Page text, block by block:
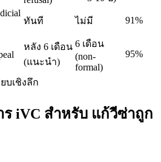
ทันที ไม่มี 91%
หลัง 6 เดือน
(แนะนำ)
6 เดือน
(non-
formal)
95%
ยบเชิงลึก
ร iVC สำหรับ แก้วีซ่าถูก